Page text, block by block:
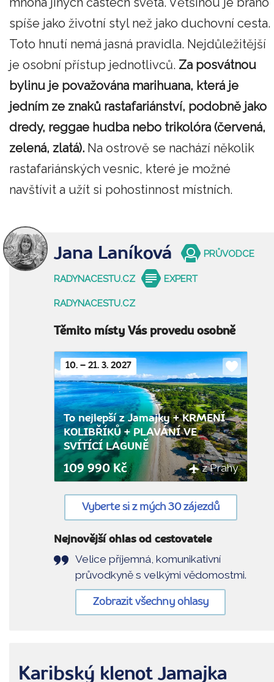
spíše jako životní styl než jako duchovní cesta.
Toto hnutí nemá jasná pravidla. Nejdůležitější
je osobní přístup jednotlivců. Za posvátnou
bylinu je považována marihuana, která je
jedním ze znaků rastafariánství, podobně jako
dredy, reggae hudba nebo trikolóra (červená,
zelená, zlatá). Na ostrově se nachází několik
rastafariánských vesnic, které je možné
navštívit a užít si pohostinnost místních.
Jana Laníková PRŮVODCE
RADYNACESTU.CZ EXPERT
RADYNACESTU.CZ
Těmito místy Vás provedu osobně
10. – 21. 3. 2027
Do
oblíbených
To nejlepší z Jamajky + KRMENÍ
KOLIBŘÍKŮ + PLAVÁNÍ VE
SVÍTÍCÍ LAGUNĚ
109 990 Kč z Prahy
Vyberte si z mých 30 zájezdů
Nejnovější ohlas od cestovatele
Velice příjemná, komunikativní
průvodkyně s velkými vědomostmi.
Zobrazit všechny ohlasy
Karibský klenot Jamajka